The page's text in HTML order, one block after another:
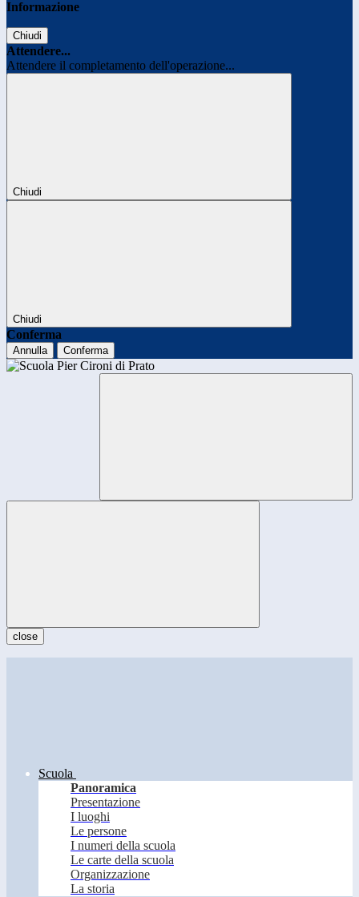
Informazione
Chiudi
Attendere...
Attendere il completamento dell'operazione...
Chiudi
Chiudi
Conferma
Annulla Conferma
close
Scuola
Panoramica
Presentazione
I luoghi
Le persone
I numeri della scuola
Le carte della scuola
Organizzazione
La storia